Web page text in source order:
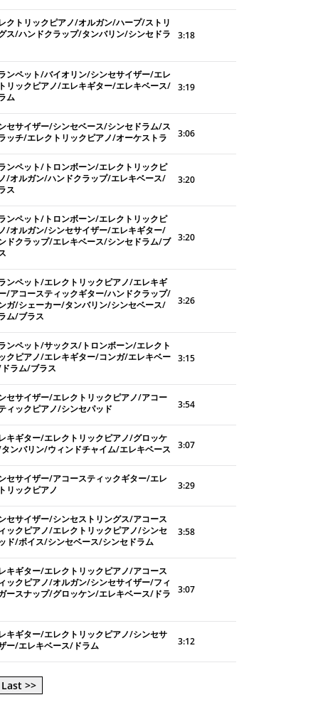
クトリックピアノ/オルガン/ハープ/ストリ
ス/ハンドクラップ/タンバリン/シンセドラ
3:18
ンペット/バイオリン/シンセサイザー/エレ
リックピアノ/エレキギター/エレキベース/
ム
3:19
セサイザー/シンセベース/シンセドラム/ス
ッチ/エレクトリックピアノ/オーケストラ
3:06
ンペット/トロンボーン/エレクトリックピ
/オルガン/ハンドクラップ/エレキベース/
ス
3:20
ンペット/トロンボーン/エレクトリックピ
/オルガン/シンセサイザー/エレキギター/
ドクラップ/エレキベース/シンセドラム/ブ 3:20
ンペット/エレクトリックピアノ/エレキギ
/アコースティックギター/ハンドクラップ/
ガ/シェーカー/タンバリン/シンセベース/
ム/ブラス
3:26
ンペット/サックス/トロンボーン/エレクト
クピアノ/エレキギター/コンガ/エレキベー
ラム/ブラス
3:15
セサイザー/エレクトリックピアノ/アコー
ィックピアノ/シンセパッド
3:54
キギター/エレクトリックピアノ/グロッケ
ンバリン/ウィンドチャイム/エレキベース
3:07
セサイザー/アコースティックギター/エレ
リックピアノ
3:29
セサイザー/シンセストリングス/アコース
ックピアノ/エレクトリックピアノ/シンセ
ド/ボイス/シンセベース/シンセドラム
3:58
キギター/エレクトリックピアノ/アコース
ックピアノ/オルガン/シンセサイザー/フィ
ースナップ/グロッケン/エレキベース/ドラ
3:07
キギター/エレクトリックピアノ/シンセサ
ー/エレキベース/ドラム
3:12
Last >>